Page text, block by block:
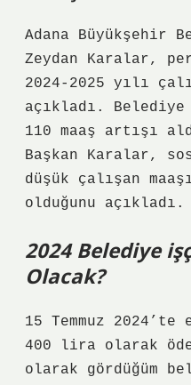
Adana Büyükşehir
Zeydan Karalar,
2024-2025 yılı
açıkladı. Belediye
110 maaş artışı
Başkan Karalar,
düşük çalışan
olduğunu açıkladı.
2024 Belediye
Olacak?
15 Temmuz
400 lira olarak
olarak gördüğüm